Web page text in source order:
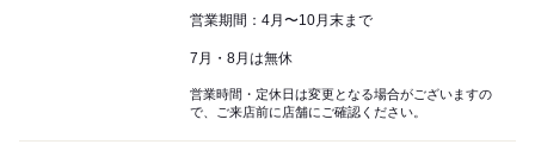
営業期間：4月〜10月末まで
7月・8月は無休
営業時間・定休日は変更となる場合がございますの
で、ご来店前に店舗にご確認ください。